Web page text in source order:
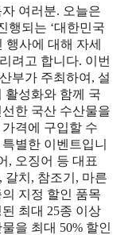
여러분. 오늘은
행되는 ‘대한민국
행사에 대해 자세
려고 합니다. 이번
부가 주최하여, 설
활성화와 함께 국
한 국산 수산물을
격에 구입할 수
별한 이벤트입니
, 오징어 등 대표
갈치, 참조기, 마른
지정 할인 품목
최대 25종 이상
을 최대 50% 할인